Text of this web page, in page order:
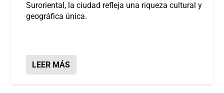
Suroriental, la ciudad refleja una riqueza cultural y
geográfica única.
LEER MÁS